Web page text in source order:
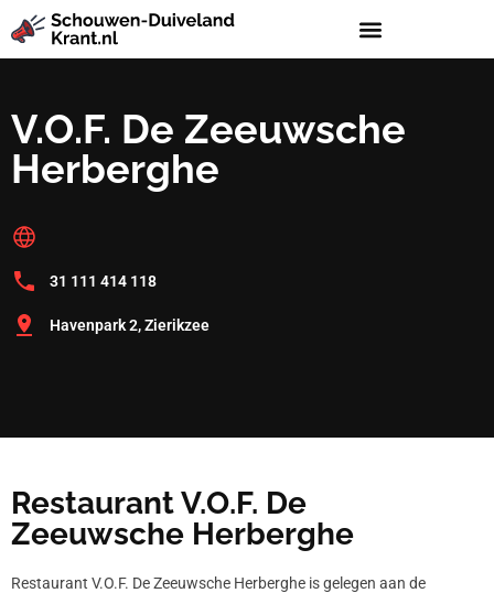
V.O.F. De Zeeuwsche
Herberghe
31 111 414 118
Havenpark 2, Zierikzee
Restaurant V.O.F. De
Zeeuwsche Herberghe
Restaurant V.O.F. De Zeeuwsche Herberghe is gelegen aan de